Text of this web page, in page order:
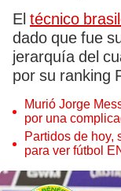
El técnico
dado que fue
jerarquía del
por su ranking
Murió Jorge
por una
Partidos de hoy,
para ver fútbol